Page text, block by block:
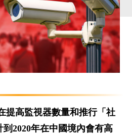
提高監視器數量和推行「社
2020年在中國境內會有高